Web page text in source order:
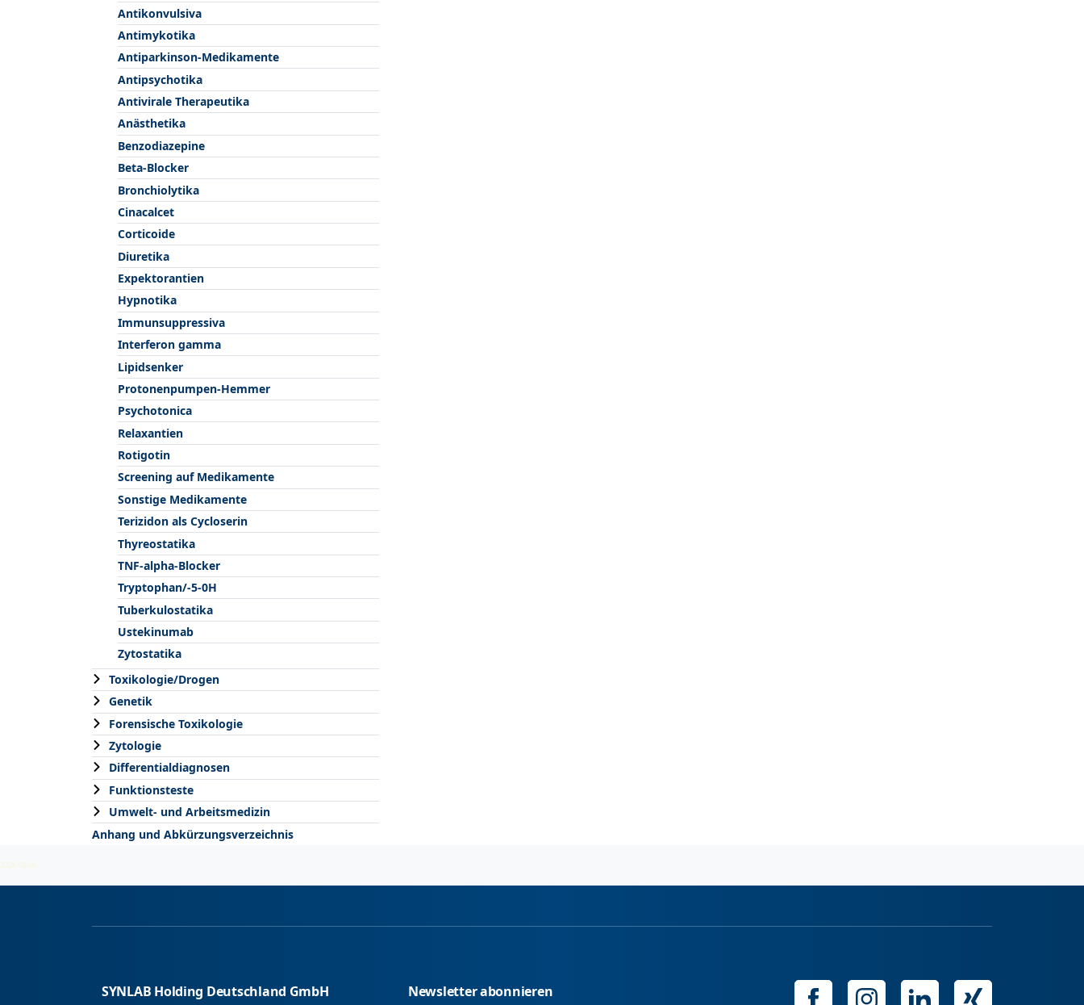
Antikonvulsiva
Antimykotika
Antiparkinson-Medikamente
Antipsychotika
Antivirale Therapeutika
Anästhetika
Benzodiazepine
Beta-Blocker
Bronchiolytika
Cinacalcet
Corticoide
Diuretika
Expektorantien
Hypnotika
Immunsuppressiva
Interferon gamma
Lipidsenker
Protonenpumpen-Hemmer
Psychotonica
Relaxantien
Rotigotin
Screening auf Medikamente
Sonstige Medikamente
Terizidon als Cycloserin
Thyreostatika
TNF-alpha-Blocker
Tryptophan/-5-0H
Tuberkulostatika
Ustekinumab
Zytostatika
Toxikologie/Drogen
Genetik
Forensische Toxikologie
Zytologie
Differentialdiagnosen
Funktionsteste
Umwelt- und Arbeitsmedizin
Anhang und Abkürzungsverzeichnis
2026-08-06
SYNLAB Holding Deutschland GmbH Newsletter abonnieren